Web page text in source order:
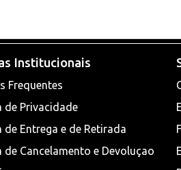
Institucionais
Frequentes
de Privacidade
de Entrega e de Retirada
de Cancelamento e Devoluçao